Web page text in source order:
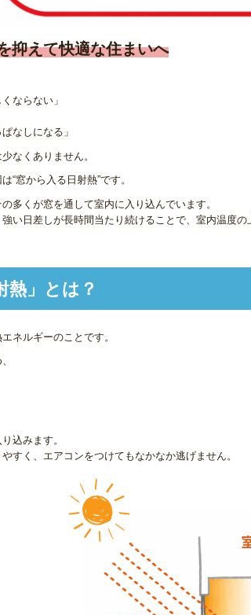
抑えて快適な住まいへ
ならない」
なしになる」
なくありません。
“窓から入る日射熱”です。
多くが窓を通して室内に入り込んでいます。
い日差しが長時間当たり続けることで、室内温度の
熱」とは？
ネルギーのことです。
込みます。
すく、エアコンをつけてもなかなか逃げません。